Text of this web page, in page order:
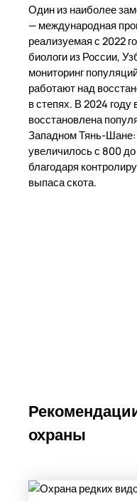
Один из наиболее
— международная
реализуемая с 2022
биологи из России,
мониторинг
работают над
в степях. В 2024
восстановлена
Западном Тянь-Шане:
увеличилось с 800
благодаря
выпаса скота.
охраны